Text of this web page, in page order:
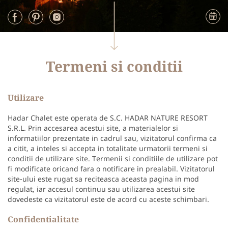
Termeni si conditii
Utilizare
Hadar Chalet este operata de S.C. HADAR NATURE RESORT
S.R.L. Prin accesarea acestui site, a materialelor si
informatiilor prezentate in cadrul sau, vizitatorul confirma ca
a citit, a inteles si accepta in totalitate urmatorii termeni si
conditii de utilizare site. Termenii si conditiile de utilizare pot
fi modificate oricand fara o notificare in prealabil. Vizitatorul
site-ului este rugat sa reciteasca aceasta pagina in mod
regulat, iar accesul continuu sau utilizarea acestui site
dovedeste ca vizitatorul este de acord cu aceste schimbari.
Confidentialitate